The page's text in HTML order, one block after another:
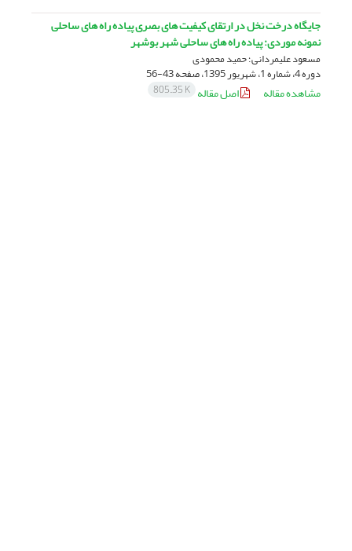
جایگاه درخت نخل در ارتقای کیفیت های بصری پیاده راه های ساحلی
نمونه موردی: پیاده راه های ساحلی شهر بوشهر
مسعود علیمردانی؛ حمید محمودی
دوره 4، شماره 1، شهریور 1395، صفحه 43-56
مشاهده مقاله اصل مقاله 805.35 K